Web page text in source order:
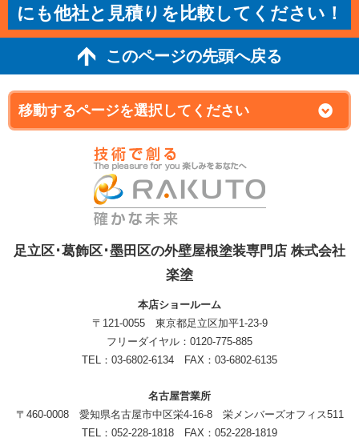
にも他社と見積りを比較してください！
このページの先頭へ戻る
足立区･葛飾区･墨田区の外壁屋根塗装専門店 株式会社
楽塗
本店ショールーム
〒121-0055 東京都足立区加平1-23-9
フリーダイヤル：0120-775-885
TEL：03-6802-6134 FAX：03-6802-6135
名古屋営業所
〒460-0008 愛知県名古屋市中区栄4-16-8 栄メンバーズオフィス511
TEL：052-228-1818 FAX：052-228-1819